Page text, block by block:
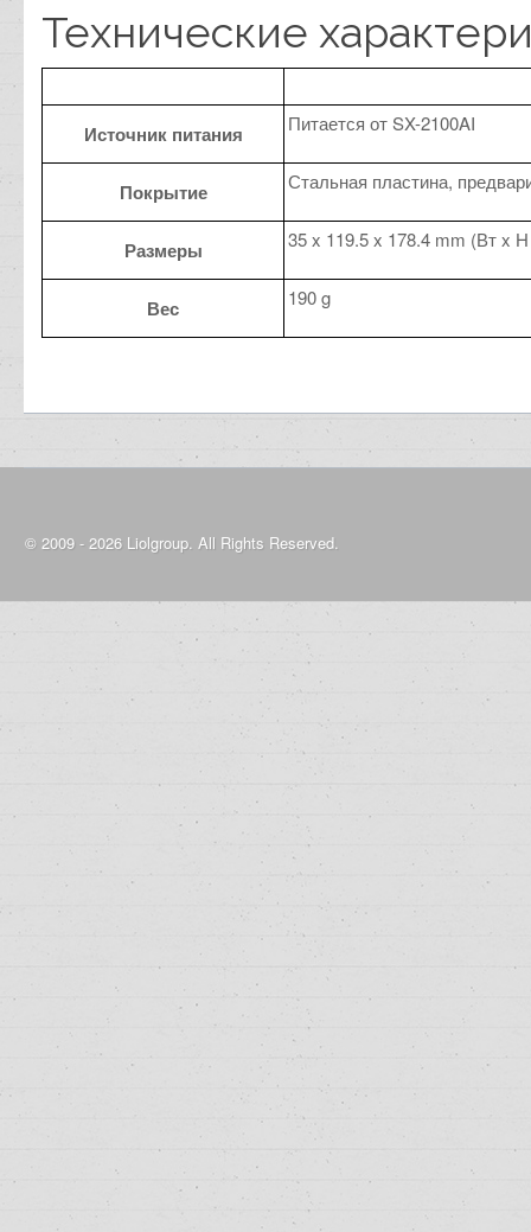
Технические
Источник питания Питается от SX-2100AI
Покрытие Стальная пластина,
Размеры 35 x 119.5 x 178.4 mm (Вт x
Вес 190 g
© 2009 - 2026 Liolgroup. All Rights Reserved.